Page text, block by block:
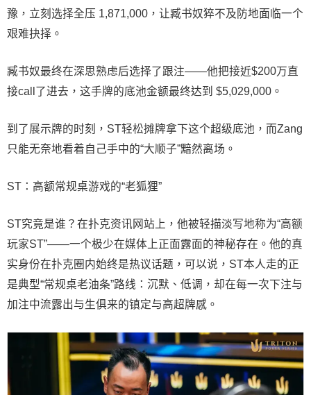
豫，立刻选择全压 1,871,000，让臧书奴猝不及防地面临一个
艰难抉择。
臧书奴最终在深思熟虑后选择了跟注——他把接近$200万直
接call了进去，这手牌的底池金额最终达到 $5,029,000。
到了展示牌的时刻，ST轻松摊牌拿下这个超级底池，而Zang
只能无奈地看着自己手中的“大顺子”黯然离场。
ST：高额常规桌游戏的“老狐狸”
ST究竟是谁？在扑克资讯网站上，他被轻描淡写地称为“高额
玩家ST”——一个极少在媒体上正面露面的神秘存在。他的真
实身份在扑克圈内始终是热议话题，可以说，ST本人走的正
是典型“常规桌老油条”路线：沉默、低调，却在每一次下注与
加注中流露出与生俱来的镇定与高超牌感。